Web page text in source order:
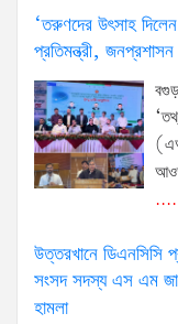
‘তরুণদের উৎসাহ
প্রতিমন্ত্রী,
....
উত্তরখানে
সংসদ সদস্য এস এম
হামলা